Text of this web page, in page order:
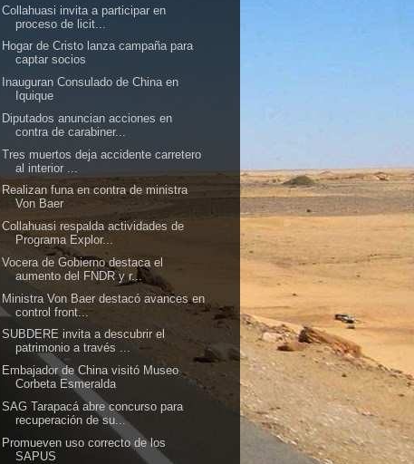
Collahuasi invita a participar en
proceso de licit...
Hogar de Cristo lanza campaña para
captar socios
Inauguran Consulado de China en
Iquique
Diputados anuncian acciones en
contra de carabiner...
Tres muertos deja accidente carretero
al interior ...
Realizan funa en contra de ministra
Von Baer
Collahuasi respalda actividades de
Programa Explor...
Vocera de Gobierno destaca el
aumento del FNDR y r...
Ministra Von Baer destacó avances en
control front...
SUBDERE invita a descubrir el
patrimonio a través ...
Embajador de China visitó Museo
Corbeta Esmeralda
SAG Tarapacá abre concurso para
recuperación de su...
Promueven uso correcto de los
SAPUS